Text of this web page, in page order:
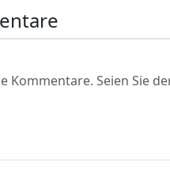
Kommentare. Seien Sie